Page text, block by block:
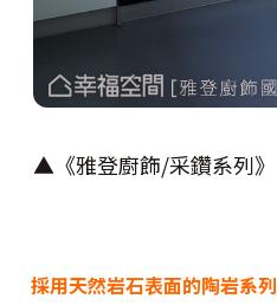
▲《雅登廚飾/采鑽系列》
採用天然岩石表面的陶岩系